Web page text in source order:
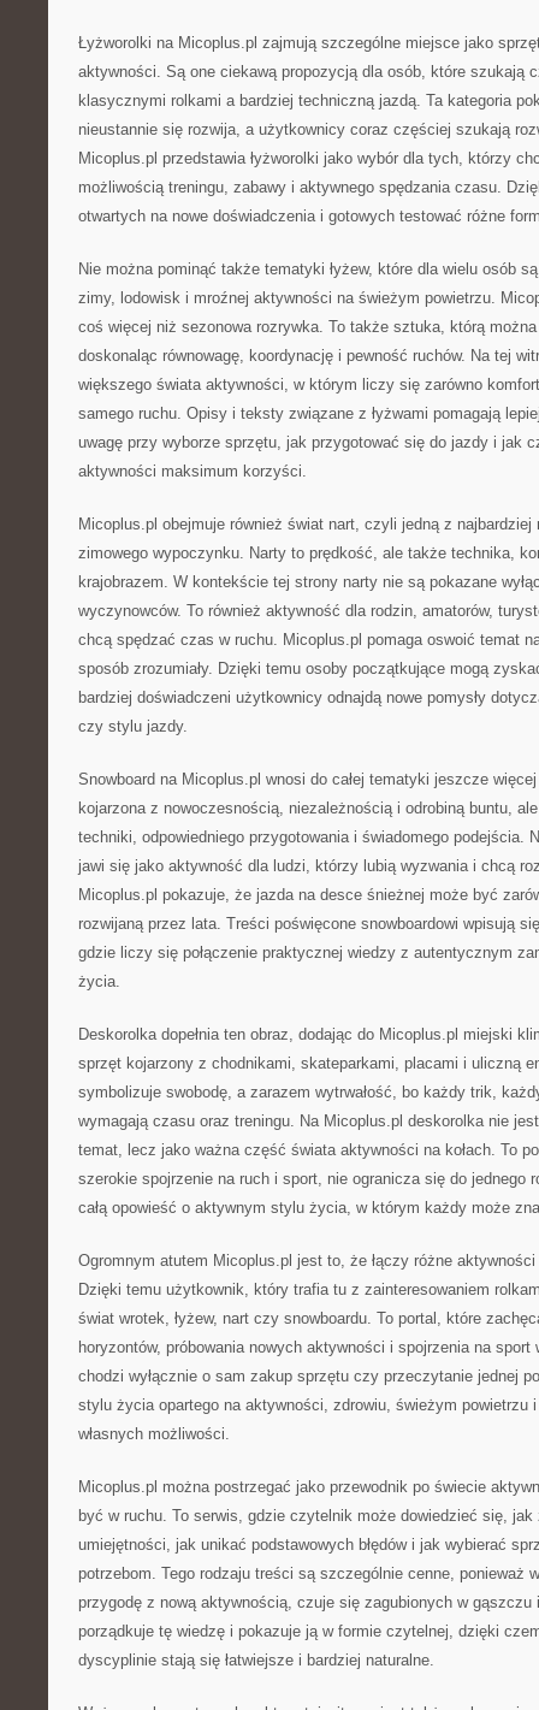
Łyżworolki na Micoplus.pl zajmują szczególne miejsce jako
aktywności. Są one ciekawą propozycją dla osób, które szukają
klasycznymi rolkami a bardziej techniczną jazdą. Ta kategoria
nieustannie się rozwija, a użytkownicy coraz częściej szukają
Micoplus.pl przedstawia łyżworolki jako wybór dla tych, którzy
możliwością treningu, zabawy i aktywnego spędzania czasu.
otwartych na nowe doświadczenia i gotowych testować różne
Nie można pominąć także tematyki łyżew, które dla wielu osób
zimy, lodowisk i mroźnej aktywności na świeżym powietrzu.
coś więcej niż sezonowa rozrywka. To także sztuka, którą
doskonaląc równowagę, koordynację i pewność ruchów. Na tej
większego świata aktywności, w którym liczy się zarówno
samego ruchu. Opisy i teksty związane z łyżwami pomagają
uwagę przy wyborze sprzętu, jak przygotować się do jazdy i jak
aktywności maksimum korzyści.
Micoplus.pl obejmuje również świat nart, czyli jedną z najbardziej
zimowego wypoczynku. Narty to prędkość, ale także technika,
krajobrazem. W kontekście tej strony narty nie są pokazane
wyczynowców. To również aktywność dla rodzin, amatorów,
chcą spędzać czas w ruchu. Micoplus.pl pomaga oswoić temat
sposób zrozumiały. Dzięki temu osoby początkujące mogą
bardziej doświadczeni użytkownicy odnajdą nowe pomysły
czy stylu jazdy.
Snowboard na Micoplus.pl wnosi do całej tematyki jeszcze
kojarzona z nowoczesnością, niezależnością i odrobiną buntu,
techniki, odpowiedniego przygotowania i świadomego podejścia.
jawi się jako aktywność dla ludzi, którzy lubią wyzwania i chcą
Micoplus.pl pokazuje, że jazda na desce śnieżnej może być
rozwijaną przez lata. Treści poświęcone snowboardowi wpisują
gdzie liczy się połączenie praktycznej wiedzy z autentycznym
życia.
Deskorolka dopełnia ten obraz, dodając do Micoplus.pl miejski
sprzęt kojarzony z chodnikami, skateparkami, placami i uliczną
symbolizuje swobodę, a zarazem wytrwałość, bo każdy trik,
wymagają czasu oraz treningu. Na Micoplus.pl deskorolka nie
temat, lecz jako ważna część świata aktywności na kołach. To
szerokie spojrzenie na ruch i sport, nie ogranicza się do jednego
całą opowieść o aktywnym stylu życia, w którym każdy może
Ogromnym atutem Micoplus.pl jest to, że łączy różne aktywności
Dzięki temu użytkownik, który trafia tu z zainteresowaniem
świat wrotek, łyżew, nart czy snowboardu. To portal, które
horyzontów, próbowania nowych aktywności i spojrzenia na
chodzi wyłącznie o sam zakup sprzętu czy przeczytanie jednej
stylu życia opartego na aktywności, zdrowiu, świeżym powietrzu
własnych możliwości.
Micoplus.pl można postrzegać jako przewodnik po świecie
być w ruchu. To serwis, gdzie czytelnik może dowiedzieć się,
umiejętności, jak unikać podstawowych błędów i jak wybierać
potrzebom. Tego rodzaju treści są szczególnie cenne, ponieważ
przygodę z nową aktywnością, czuje się zagubionych w gąszczu
porządkuje tę wiedzę i pokazuje ją w formie czytelnej, dzięki
dyscyplinie stają się łatwiejsze i bardziej naturalne.